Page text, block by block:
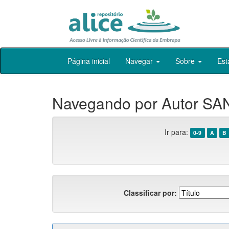
Skip
Página inicial Navegar Sobre
Navegando por Autor
Ir para: 0-9 A B
Classificar por: